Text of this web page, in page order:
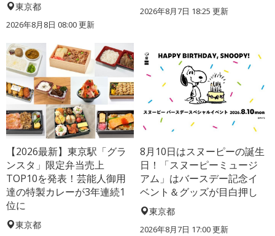
東京都
2026年8月8日 08:00更新
2026年8月7日 18:25 更新
【2026最新】東京駅「グラ
ンスタ」限定弁当売上
TOP10を発表！芸能人御用
達の特製カレーが3年連続1
位に
東京都
8月10日はスヌーピーの誕生
日！「スヌーピーミュージ
アム」はバースデー記念イ
ベント＆グッズが目白押し
東京都
2026年8月7日 17:00更新